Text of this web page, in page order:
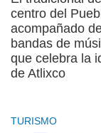
centro del
acompañado
bandas de
que celebra la
de Atlixco
TURISMO